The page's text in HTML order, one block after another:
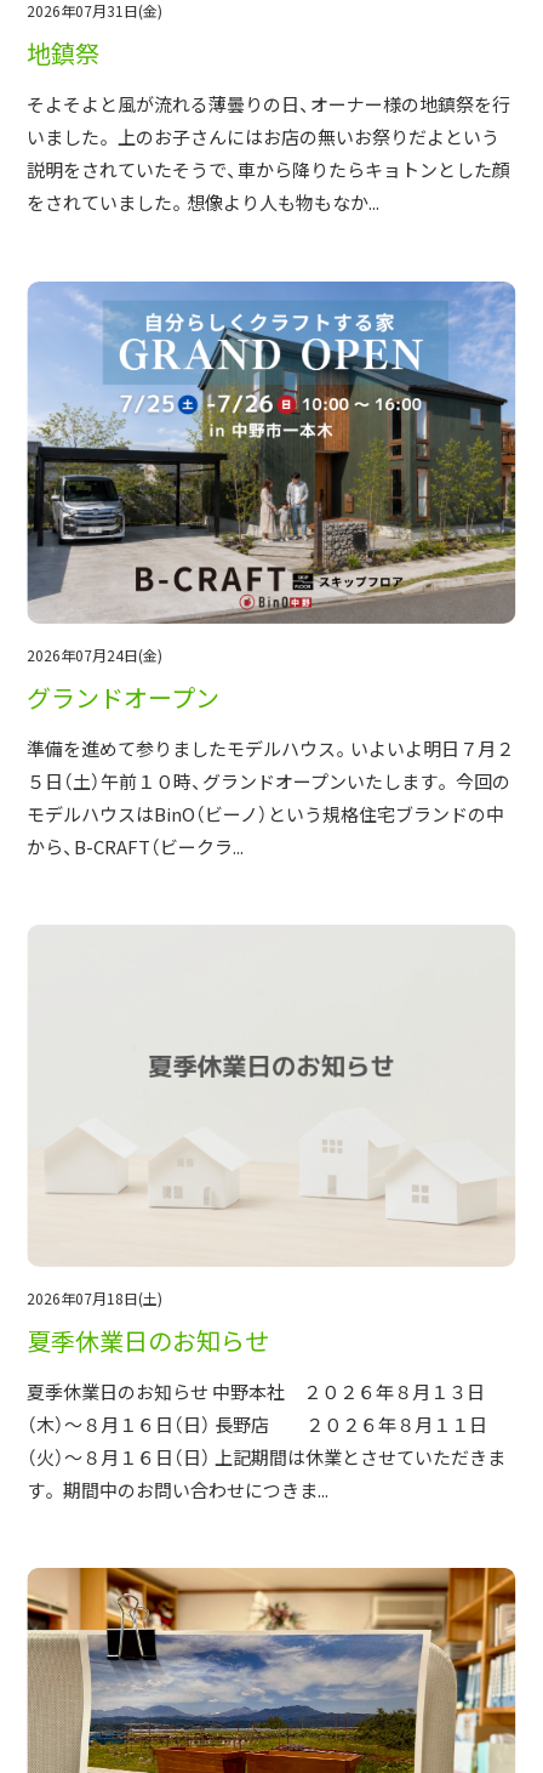
2026年07月31日(金)
地鎮祭
そよそよと風が流れる薄曇りの日、オーナー様の地鎮祭を行
いました。 上のお子さんにはお店の無いお祭りだよという
説明をされていたそうで、車から降りたらキョトンとした顔
をされていました。想像より人も物もなか...
2026年07月24日(金)
グランドオープン
準備を進めて参りましたモデルハウス。いよいよ明日７月２
５日（土）午前１０時、グランドオープンいたします。 今回の
モデルハウスはBinO（ビーノ）という規格住宅ブランドの中
から、B-CRAFT（ビークラ...
2026年07月18日(土)
夏季休業日のお知らせ
夏季休業日のお知らせ 中野本社 ２０２６年８月１３日
（木）～８月１６日（日） 長野店 ２０２６年８月１１日
（火）～８月１６日（日） 上記期間は休業とさせていただきま
す。 期間中のお問い合わせにつきま...